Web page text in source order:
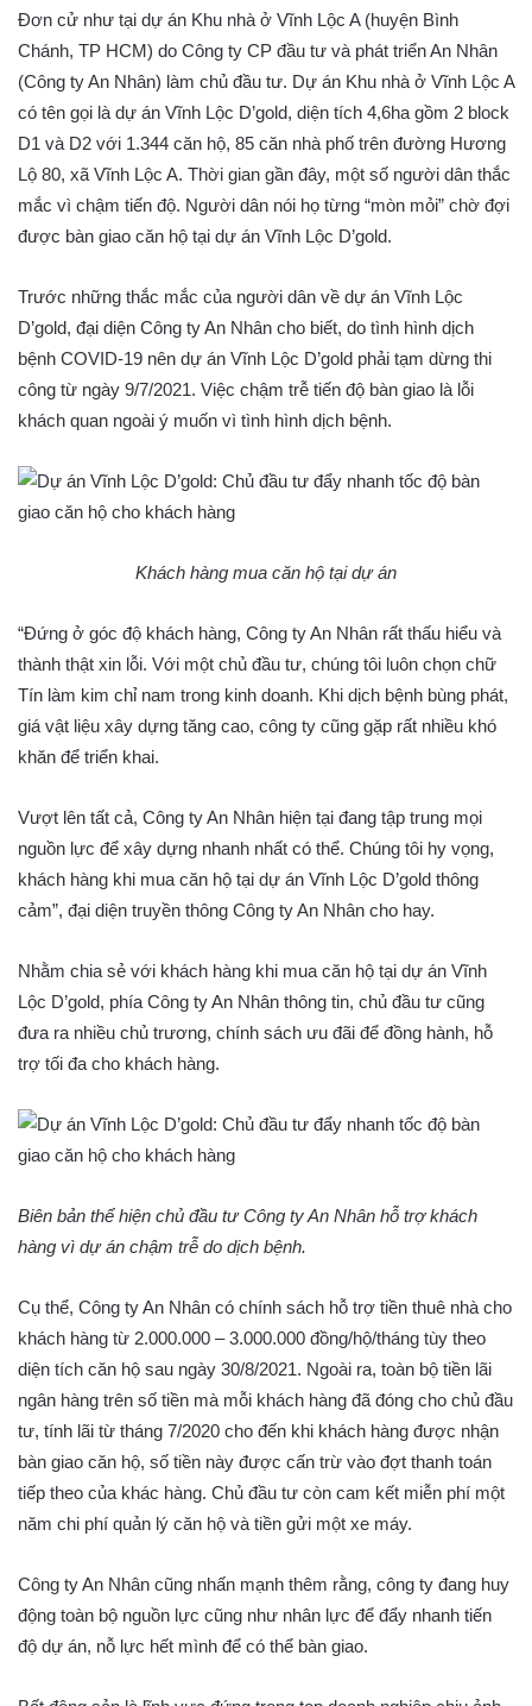
Đơn cử như tại dự án Khu nhà ở Vĩnh Lộc A (huyện Bình
Chánh, TP HCM) do Công ty CP đầu tư và phát triển An Nhân
(Công ty An Nhân) làm chủ đầu tư. Dự án Khu nhà ở Vĩnh Lộc A
có tên gọi là dự án Vĩnh Lộc D’gold, diện tích 4,6ha gồm 2 block
D1 và D2 với 1.344 căn hộ, 85 căn nhà phố trên đường Hương
Lộ 80, xã Vĩnh Lộc A. Thời gian gần đây, một số người dân thắc
mắc vì chậm tiến độ. Người dân nói họ từng “mòn mỏi” chờ đợi
được bàn giao căn hộ tại dự án Vĩnh Lộc D’gold.
Trước những thắc mắc của người dân về dự án Vĩnh Lộc
D’gold, đại diện Công ty An Nhân cho biết, do tình hình dịch
bệnh COVID-19 nên dự án Vĩnh Lộc D’gold phải tạm dừng thi
công từ ngày 9/7/2021. Việc chậm trễ tiến độ bàn giao là lỗi
khách quan ngoài ý muốn vì tình hình dịch bệnh.
Khách hàng mua căn hộ tại dự án
“Đứng ở góc độ khách hàng, Công ty An Nhân rất thấu hiểu và
thành thật xin lỗi. Với một chủ đầu tư, chúng tôi luôn chọn chữ
Tín làm kim chỉ nam trong kinh doanh. Khi dịch bệnh bùng phát,
giá vật liệu xây dựng tăng cao, công ty cũng gặp rất nhiều khó
khăn để triển khai.
Vượt lên tất cả, Công ty An Nhân hiện tại đang tập trung mọi
nguồn lực để xây dựng nhanh nhất có thể. Chúng tôi hy vọng,
khách hàng khi mua căn hộ tại dự án Vĩnh Lộc D’gold thông
cảm”, đại diện truyền thông Công ty An Nhân cho hay.
Nhằm chia sẻ với khách hàng khi mua căn hộ tại dự án Vĩnh
Lộc D’gold, phía Công ty An Nhân thông tin, chủ đầu tư cũng
đưa ra nhiều chủ trương, chính sách ưu đãi để đồng hành, hỗ
trợ tối đa cho khách hàng.
Biên bản thể hiện chủ đầu tư Công ty An Nhân hỗ trợ khách
hàng vì dự án chậm trễ do dịch bệnh.
Cụ thể, Công ty An Nhân có chính sách hỗ trợ tiền thuê nhà cho
khách hàng từ 2.000.000 – 3.000.000 đồng/hộ/tháng tùy theo
diện tích căn hộ sau ngày 30/8/2021. Ngoài ra, toàn bộ tiền lãi
ngân hàng trên số tiền mà mỗi khách hàng đã đóng cho chủ đầu
tư, tính lãi từ tháng 7/2020 cho đến khi khách hàng được nhận
bàn giao căn hộ, số tiền này được cấn trừ vào đợt thanh toán
tiếp theo của khác hàng. Chủ đầu tư còn cam kết miễn phí một
năm chi phí quản lý căn hộ và tiền gửi một xe máy.
Công ty An Nhân cũng nhấn mạnh thêm rằng, công ty đang huy
động toàn bộ nguồn lực cũng như nhân lực để đẩy nhanh tiến
độ dự án, nỗ lực hết mình để có thể bàn giao.